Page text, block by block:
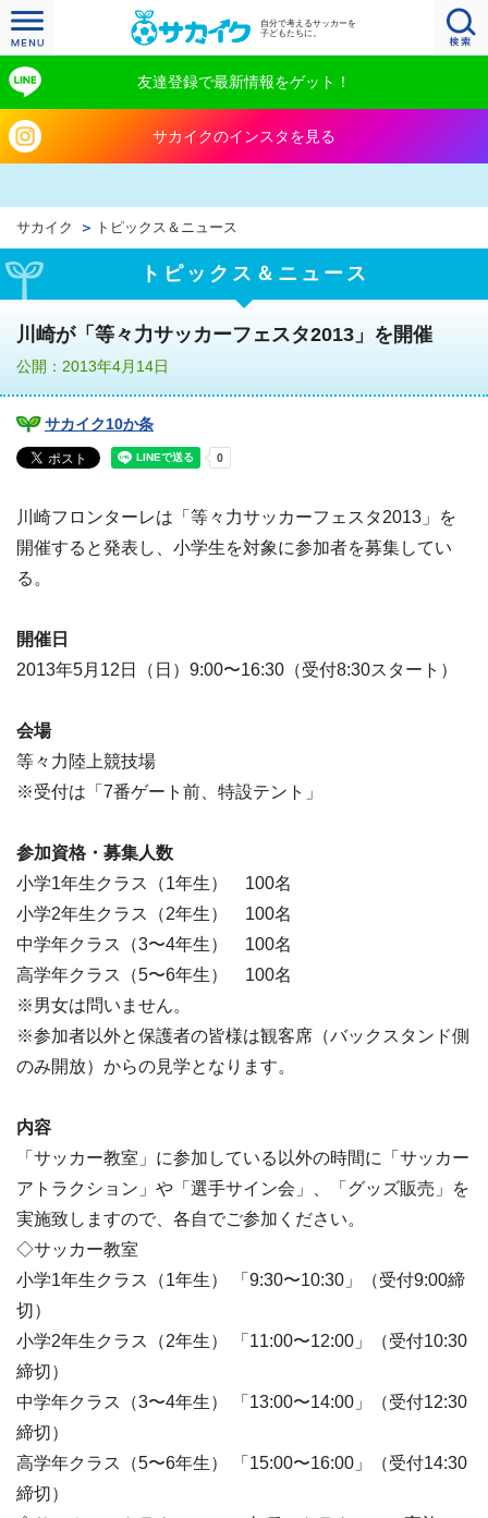
自分で考えるサッカーを
子どもたちに。
友達登録で最新情報をゲット！
サカイクのインスタを見る
サカイク トピックス＆ニュース
トピックス＆ニュース
川崎が「等々力サッカーフェスタ2013」を開催
公開：2013年4月14日
サカイク10か条
川崎フロンターレは「等々力サッカーフェスタ2013」を
開催すると発表し、小学生を対象に参加者を募集してい
る。
開催日
2013年5月12日（日）9:00〜16:30（受付8:30スタート）
会場
等々力陸上競技場
※受付は「7番ゲート前、特設テント」
参加資格・募集人数
小学1年生クラス（1年生） 100名
小学2年生クラス（2年生） 100名
中学年クラス（3〜4年生） 100名
高学年クラス（5〜6年生） 100名
※男女は問いません。
※参加者以外と保護者の皆様は観客席（バックスタンド側
のみ開放）からの見学となります。
内容
「サッカー教室」に参加している以外の時間に「サッカー
アトラクション」や「選手サイン会」、「グッズ販売」を
実施致しますので、各自でご参加ください。
◇サッカー教室
小学1年生クラス（1年生） 「9:30〜10:30」（受付9:00締
切）
小学2年生クラス（2年生） 「11:00〜12:00」（受付10:30
締切）
中学年クラス（3〜4年生） 「13:00〜14:00」（受付12:30
締切）
高学年クラス（5〜6年生） 「15:00〜16:00」（受付14:30
締切）